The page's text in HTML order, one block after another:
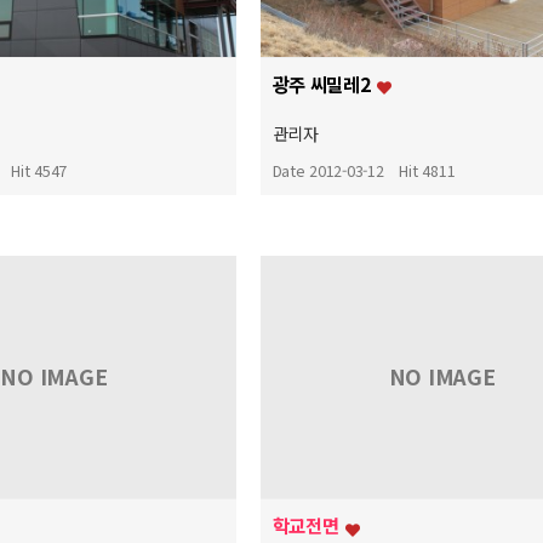
Hit 4547
광주 씨밀레2
관리자
Date 2012-03-12 Hit 4811
NO IMAGE NO IMAGE
학교전면